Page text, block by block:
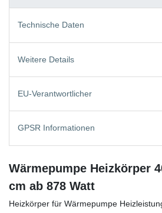
Technische Daten
Weitere Details
EU-Verantwortlicher
GPSR Informationen
Wärmepumpe Heizkörper
cm ab 878 Watt
Heizkörper für Wärmepumpe